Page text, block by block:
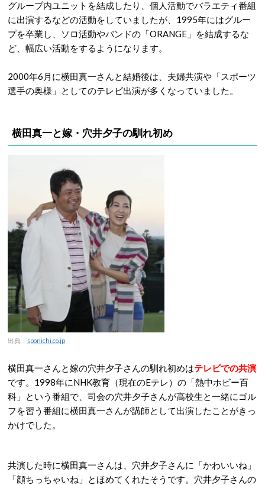
グループ内ユニットを結成したり、個人活動でバラエティ番組
に出演するなどの活動をしていましたが、1995年にはグルー
プを卒業し、ソロ活動やバンドの「ORANGE」を結成するな
ど、幅広い活動をするようになります。
2000年6月に横田真一さんと結婚後は、夫婦共演や「スポーツ
選手の奥様」としてのテレビ出演が多くなっていました。
横田真一と嫁・穴井夕子の馴れ初め
出典： sponichi.co.jp
横田真一さんと嫁の穴井夕子さんの馴れ初めはテレビでの共演
です。1998年にNHK教育（現在のEテレ）の「熱中ホビー百
科」という番組で、司会の穴井夕子さんが高校生と一緒にゴル
フを習う番組に横田真一さんが講師として出演したことがきっ
かけでした。
共演した時に横田真一さんは、穴井夕子さんに「かわいいね」
「顔ちっちゃいね」とほめてくれたそうです。穴井夕子さんの